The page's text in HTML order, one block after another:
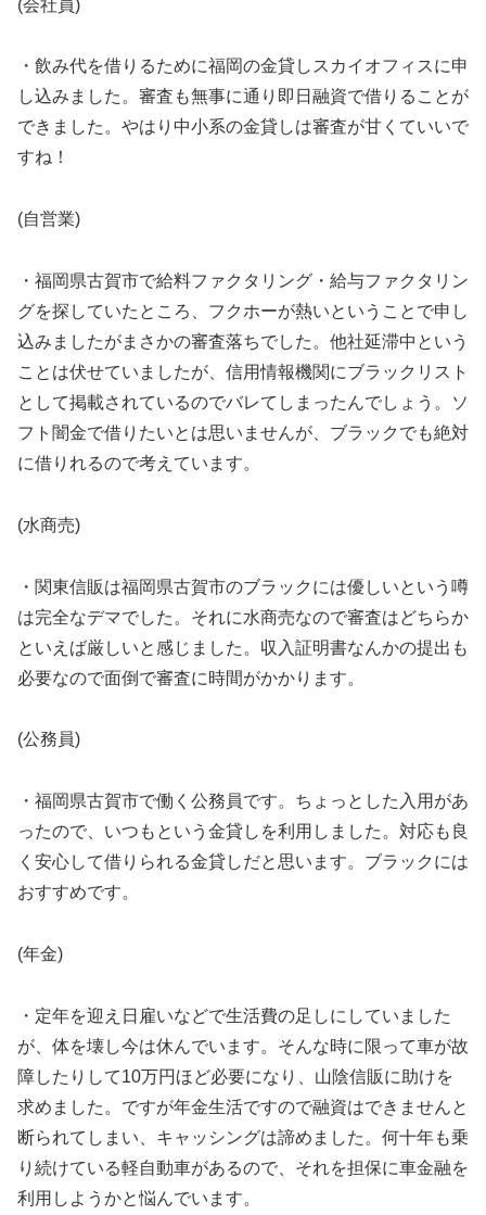
(会社員)
・飲み代を借りるために福岡の金貸しスカイオフィスに申
し込みました。審査も無事に通り即日融資で借りることが
できました。やはり中小系の金貸しは審査が甘くていいで
すね！
(自営業)
・福岡県古賀市で給料ファクタリング・給与ファクタリン
グを探していたところ、フクホーが熱いということで申し
込みましたがまさかの審査落ちでした。他社延滞中という
ことは伏せていましたが、信用情報機関にブラックリスト
として掲載されているのでバレてしまったんでしょう。ソ
フト闇金で借りたいとは思いませんが、ブラックでも絶対
に借りれるので考えています。
(水商売)
・関東信販は福岡県古賀市のブラックには優しいという噂
は完全なデマでした。それに水商売なので審査はどちらか
といえば厳しいと感じました。収入証明書なんかの提出も
必要なので面倒で審査に時間がかかります。
(公務員)
・福岡県古賀市で働く公務員です。ちょっとした入用があ
ったので、いつもという金貸しを利用しました。対応も良
く安心して借りられる金貸しだと思います。ブラックには
おすすめです。
(年金)
・定年を迎え日雇いなどで生活費の足しにしていました
が、体を壊し今は休んでいます。そんな時に限って車が故
障したりして10万円ほど必要になり、山陰信販に助けを
求めました。ですが年金生活ですので融資はできませんと
断られてしまい、キャッシングは諦めました。何十年も乗
り続けている軽自動車があるので、それを担保に車金融を
利用しようかと悩んでいます。